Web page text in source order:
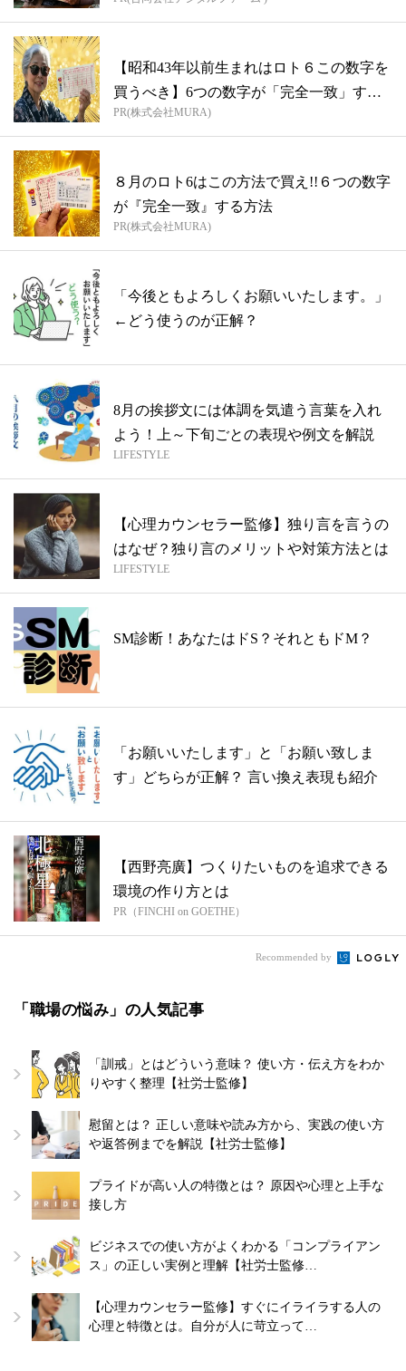
【昭和43年以前生まれはロト６この数字を
買うべき】6つの数字が「完全一致」する
方...
PR(株式会社MURA)
８月のロト6はこの方法で買え!!６つの数字
が『完全一致』する方法
PR(株式会社MURA)
「今後ともよろしくお願いいたします。」
←どう使うのが正解？
8月の挨拶文には体調を気遣う言葉を入れ
よう！上～下旬ごとの表現や例文を解説
LIFESTYLE
【心理カウンセラー監修】独り言を言うの
はなぜ？独り言のメリットや対策方法とは
LIFESTYLE
SM診断！あなたはドS？それともドM？
「お願いいたします」と「お願い致しま
す」どちらが正解？ 言い換え表現も紹介
【西野亮廣】つくりたいものを追求できる
環境の作り方とは
PR（FINCHI on GOETHE）
Recommended by
「職場の悩み」の人気記事
「訓戒」とはどういう意味？ 使い方・伝え方をわか
りやすく整理【社労士監修】
慰留とは？ 正しい意味や読み方から、実践の使い方
や返答例までを解説【社労士監修】
プライドが高い人の特徴とは？ 原因や心理と上手な
接し方
ビジネスでの使い方がよくわかる「コンプライアン
ス」の正しい実例と理解【社労士監修…
【心理カウンセラー監修】すぐにイライラする人の
心理と特徴とは。自分が人に苛立って…